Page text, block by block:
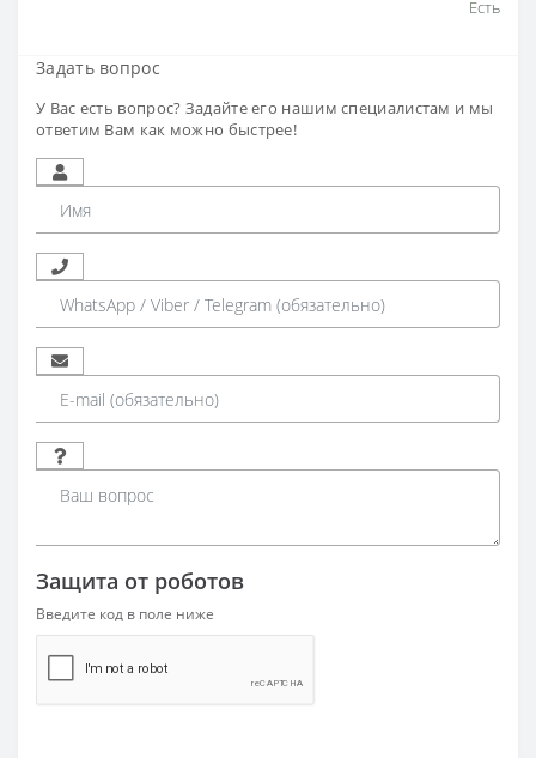
Есть
Задать вопрос
У Вас есть вопрос? Задайте его нашим специалистам и мы
ответим Вам как можно быстрее!
Защита от роботов
Введите код в поле ниже